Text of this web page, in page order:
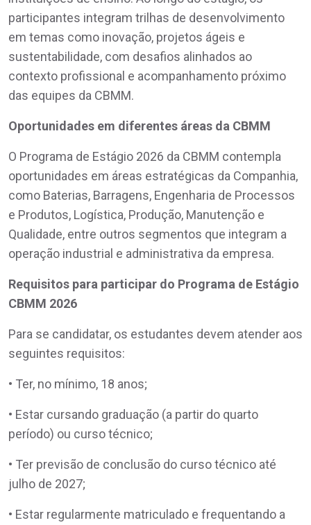
participantes integram trilhas de desenvolvimento
em temas como inovação, projetos ágeis e
sustentabilidade, com desafios alinhados ao
contexto profissional e acompanhamento próximo
das equipes da CBMM.
Oportunidades em diferentes áreas da CBMM
O Programa de Estágio 2026 da CBMM contempla
oportunidades em áreas estratégicas da Companhia,
como Baterias, Barragens, Engenharia de Processos
e Produtos, Logística, Produção, Manutenção e
Qualidade, entre outros segmentos que integram a
operação industrial e administrativa da empresa.
Requisitos para participar do Programa de Estágio
CBMM 2026
Para se candidatar, os estudantes devem atender aos
seguintes requisitos:
• Ter, no mínimo, 18 anos;
• Estar cursando graduação (a partir do quarto
período) ou curso técnico;
• Ter previsão de conclusão do curso técnico até
julho de 2027;
• Estar regularmente matriculado e frequentando a